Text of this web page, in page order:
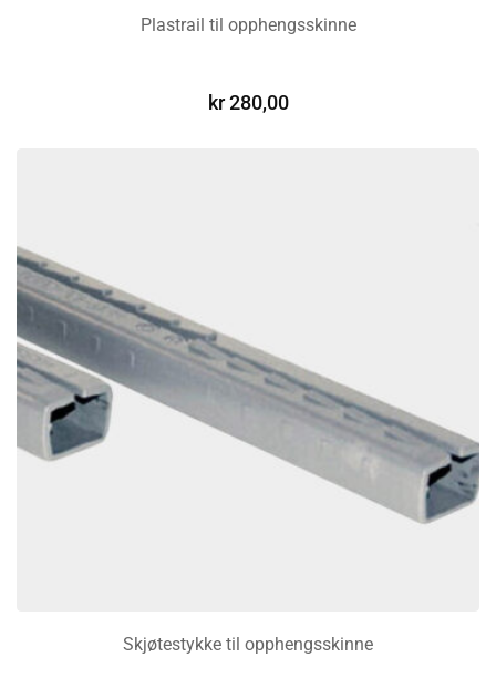
Plastrail til opphengsskinne
kr280,00
Skjøtestykke til opphengsskinne